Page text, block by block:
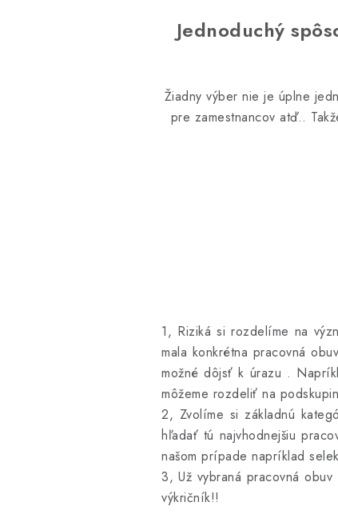
Jednoduchý
Žiadny výber nie je úplne
pre zamestnancov atď..
1, Riziká si rozdelíme na
mala konkrétna pracovná
možné dôjsť k úrazu .
môžeme rozdeliť na
2, Zvolíme si základnú
hľadať tú najvhodnejšiu
našom prípade napríklad
3, Už vybraná pracovná
výkričník!!